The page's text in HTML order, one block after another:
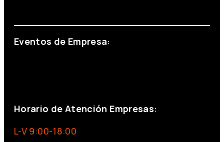
Eventos de Empresa:
Horario de Atención Empresas:
L-V 9:00-18:00